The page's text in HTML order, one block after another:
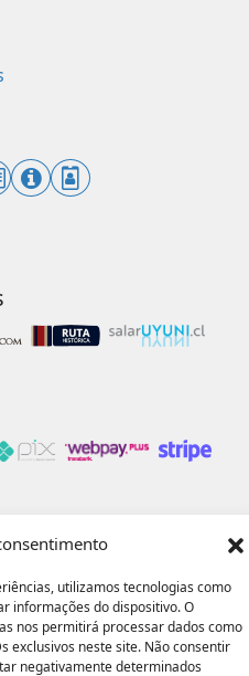
utilizamos tecnologias como
informações do dispositivo. O
nos permitirá processar dados como
exclusivos neste site. Não consentir
negativamente determinados